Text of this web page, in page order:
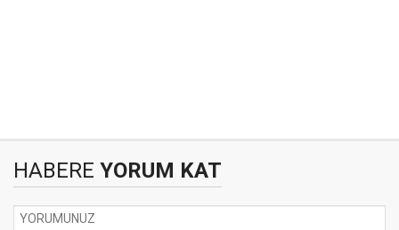
HABERE YORUM KAT